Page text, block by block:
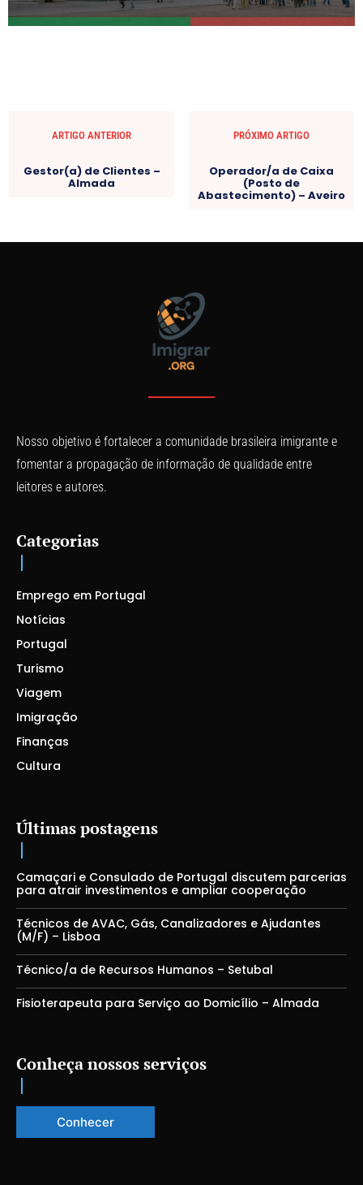
ARTIGO ANTERIOR
Gestor(a) de Clientes –
Almada
PRÓXIMO ARTIGO
Operador/a de Caixa
(Posto de
Abastecimento) – Aveiro
Nosso objetivo é fortalecer a comunidade brasileira imigrante e
fomentar a propagação de informação de qualidade entre
leitores e autores.
Categorias
Emprego em Portugal
Notícias
Portugal
Turismo
Viagem
Imigração
Finanças
Cultura
Últimas postagens
Camaçari e Consulado de Portugal discutem parcerias
para atrair investimentos e ampliar cooperação
Técnicos de AVAC, Gás, Canalizadores e Ajudantes
(M/F) – Lisboa
Técnico/a de Recursos Humanos – Setubal
Fisioterapeuta para Serviço ao Domicílio – Almada
Conheça nossos serviços
Conhecer